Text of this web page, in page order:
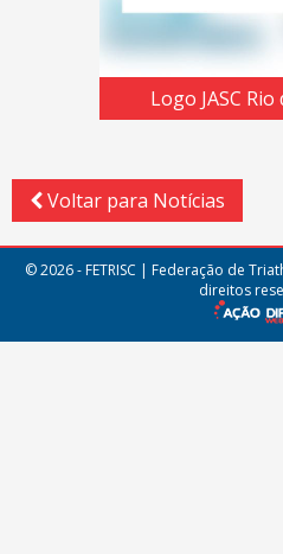
Logo JASC
Voltar para Notícias
© 2026 - FETRISC | Federação de
direitos